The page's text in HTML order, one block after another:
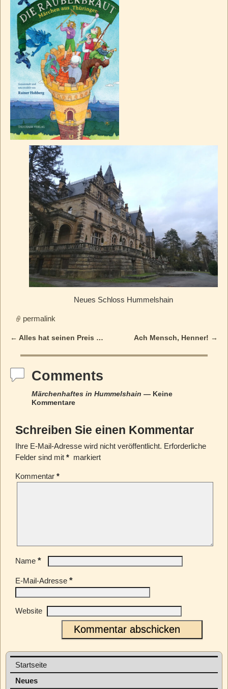
Neues Schloss Hummelshain
permalink
← Alles hat seinen Preis … Ach Mensch, Henner! →
Comments
Märchenhaftes in Hummelshain — Keine
Kommentare
Schreiben Sie einen Kommentar
Ihre E-Mail-Adresse wird nicht veröffentlicht. Erforderliche
Felder sind mit * markiert
Kommentar *
Name *
E-Mail-Adresse *
Website
Startseite
Neues